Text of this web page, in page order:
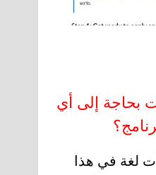
بحاجة إلى أي
لغة في هذا